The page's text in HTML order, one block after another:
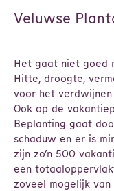
Veluwse
Het gaat niet goed
Hitte, droogte,
voor het
Ook op de
Beplanting gaat
schaduw en er is
zijn zo’n 500
een
zoveel mogelijk